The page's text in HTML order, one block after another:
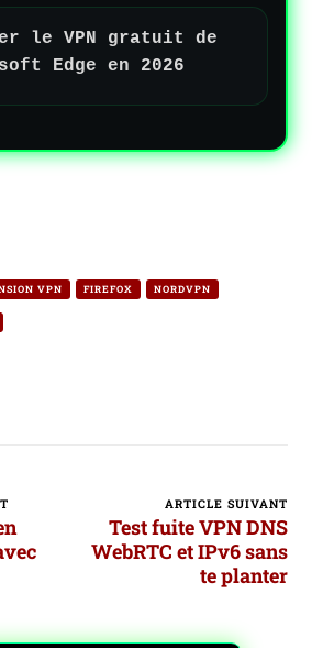
le VPN gratuit de
Edge en 2026
VPN FIREFOX NORDVPN
ARTICLE SUIVANT
Test fuite VPN DNS
WebRTC et IPv6 sans
te planter